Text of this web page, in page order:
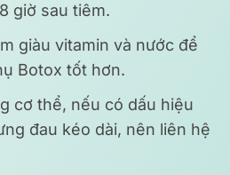
giờ sau tiêm.
giàu vitamin và nước để
Botox tốt hơn.
cơ thể, nếu có dấu hiệu
đau kéo dài, nên liên hệ